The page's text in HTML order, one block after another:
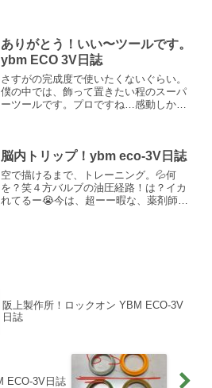
レックスさんの方と調整し...
ありがとう！いい〜ツールです。
ybm ECO 3V日誌
さすがの完成度で使いたくないぐらい。
僕の中では、飾って置きたい程のスーパ
ーツールです。プロですね…感動しかあ
問題…。鉄筋でしょう...
脳内トリップ！ybm eco-3V日誌
空で描けるまで、トレーニング。💦何
を？笑４方バルブの油圧経路！は？イカ
れてるー😭今は、超ーー暇な、薬剤師の
阪上製作所！ロックオン YBM ECO-3V
日誌
ECO-3V日誌